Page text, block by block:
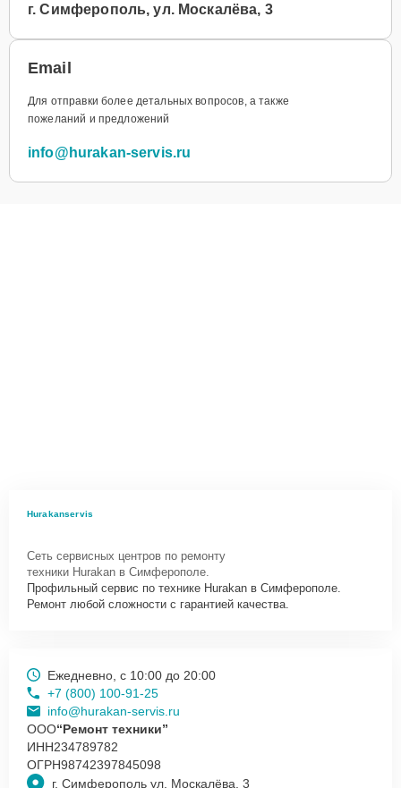
г. Симферополь, ул. Москалёва, 3
Email
Для отправки более детальных вопросов, а также
пожеланий и предложений
info@hurakan-servis.ru
Hurakanservis
Сеть сервисных центров по ремонту
техники Hurakan в Симферополе.
Профильный сервис по технике Hurakan в Симферополе.
Ремонт любой сложности с гарантией качества.
г. Симферополь ул. Москалёва, 3
Ежедневно, с 10:00 до 20:00
+7 (800) 100-91-25
info@hurakan-servis.ru
ООО“Ремонт техники”
ИНН234789782
ОГРН98742397845098